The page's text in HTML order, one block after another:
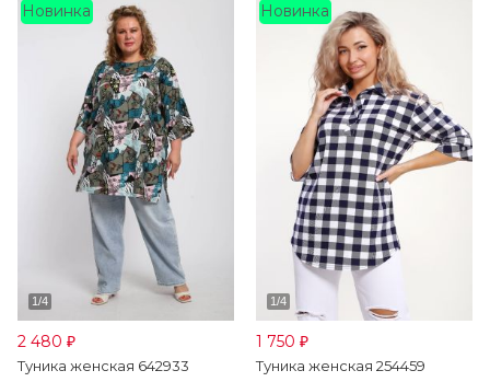
Новинка
2 480 ₽
Туника женская 642933
Новинка
1 750 ₽
Туника женская 254459